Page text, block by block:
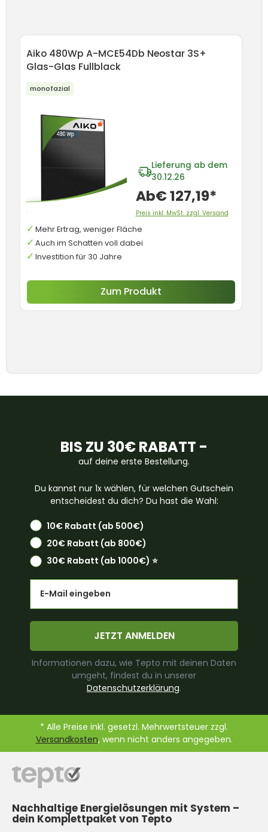
Aiko 480Wp A-MCE54Db Neostar 3S+
Glas-Glas Fullblack
monofazial
Lieferung ab dem
30.12.26
Ab€ 127,19*
Preis inkl. MwSt. zzgl. Versand
Mehr Ertrag, weniger Fläche
Auch im Schatten voll dabei
Investition für 30 Jahre
Zum Produkt
BIS ZU 30€ RABATT -
auf deine erste Bestellung.
Du kannst nur 1x wählen, für welchen Gutschein
entscheidest du dich? Du hast die Wahl:
10€ Rabatt (ab 500€)
20€ Rabatt (ab 800€)
30€ Rabatt (ab 1000€) ⭐️
JETZT ANMELDEN
Informationen dazu, wie Tepto mit deinen Daten
umgeht, findest du in unserer
Datenschutzerklärung.
* Alle Preise inkl. gesetzl. Mehrwertsteuer zzgl.
Versandkosten, wenn nicht anders angegeben.
Nachhaltige Energielösungen mit System –
dein Komplettpaket von Tepto